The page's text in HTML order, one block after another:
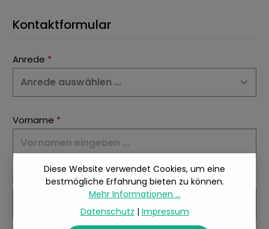
Kontaktformular
Anrede *
Vorname *
Nachname*
Diese Website verwendet Cookies, um eine
bestmögliche Erfahrung bieten zu können.
Mehr Informationen ...
Datenschutz | Impressum